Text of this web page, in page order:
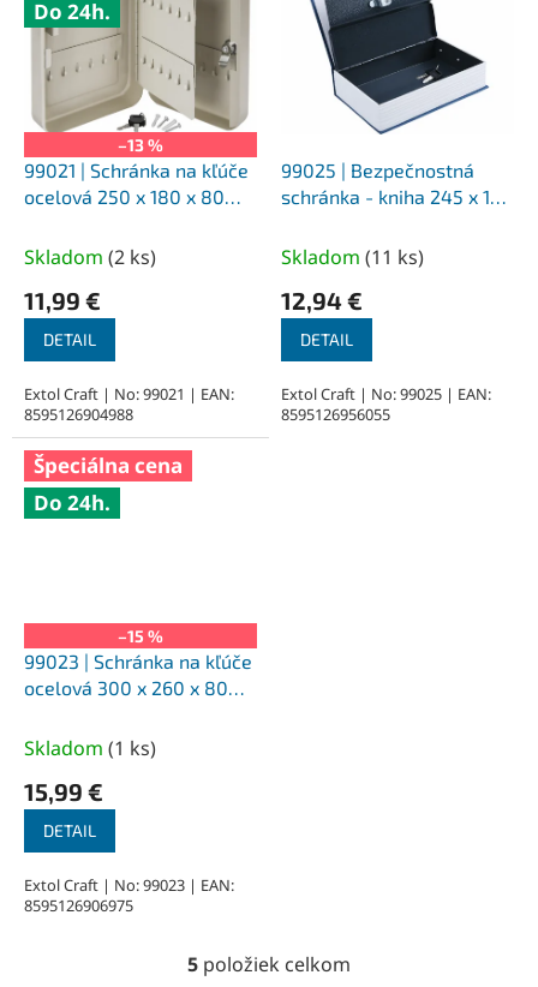
Do 24h.
–13 %
99021 | Schránka na kľúče
ocelová 250 x 180 x 80
Skladom (2 ks)
11,99 €
DETAIL
Extol Craft | No: 99021 | EAN:
8595126904988
99025 | Bezpečnostná
schránka - kniha 245 x 155
Skladom (11 ks)
12,94 €
DETAIL
Extol Craft | No: 99025 | EAN:
8595126956055
Špeciálna cena
Do 24h.
–15 %
99023 | Schránka na kľúče
ocelová 300 x 260 x 80
Skladom (1 ks)
15,99 €
DETAIL
Extol Craft | No: 99023 | EAN:
8595126906975
O
5 položiek celkom